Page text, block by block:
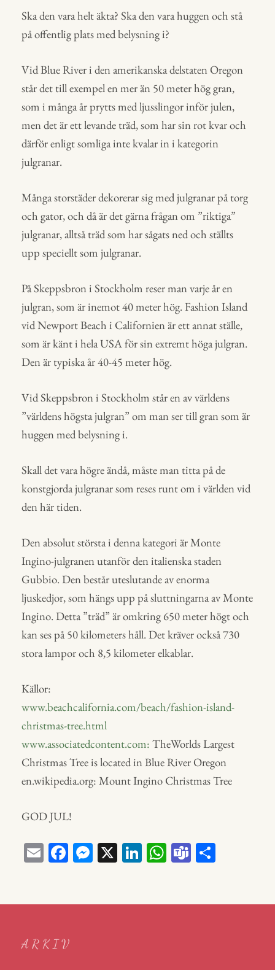
Ska den vara helt äkta? Ska den vara huggen och stå
på offentlig plats med belysning i?
Vid Blue River i den amerikanska delstaten Oregon
står det till exempel en mer än 50 meter hög gran,
som i många år prytts med ljusslingor inför julen,
men det är ett levande träd, som har sin rot kvar och
därför enligt somliga inte kvalar in i kategorin
julgranar.
Många storstäder dekorerar sig med julgranar på torg
och gator, och då är det gärna frågan om ”riktiga”
julgranar, alltså träd som har sågats ned och ställts
upp speciellt som julgranar.
På Skeppsbron i Stockholm reser man varje år en
julgran, som är inemot 40 meter hög. Fashion Island
vid Newport Beach i Californien är ett annat ställe,
som är känt i hela USA för sin extremt höga julgran.
Den är typiska år 40-45 meter hög.
Vid Skeppsbron i Stockholm står en av världens
”världens högsta julgran” om man ser till gran som är
huggen med belysning i.
Skall det vara högre ändå, måste man titta på de
konstgjorda julgranar som reses runt om i världen vid
den här tiden.
Den absolut största i denna kategori är Monte
Ingino-julgranen utanför den italienska staden
Gubbio. Den består uteslutande av enorma
ljuskedjor, som hängs upp på sluttningarna av Monte
Ingino. Detta ”träd” är omkring 650 meter högt och
kan ses på 50 kilometers håll. Det kräver också 730
stora lampor och 8,5 kilometer elkablar.
Källor:
www.beachcalifornia.com/beach/fashion-island-
christmas-tree.html
www.associatedcontent.com: TheWorlds Largest
Christmas Tree is located in Blue River Oregon
en.wikipedia.org: Mount Ingino Christmas Tree
GOD JUL!
E Fa
ok
M
ge
X Li
In
W
A
Te
s
ARKIV